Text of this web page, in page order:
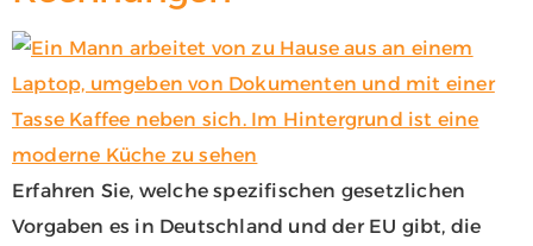
Erfahren Sie, welche spezifischen gesetzlichen
Vorgaben es in Deutschland und der EU gibt, die